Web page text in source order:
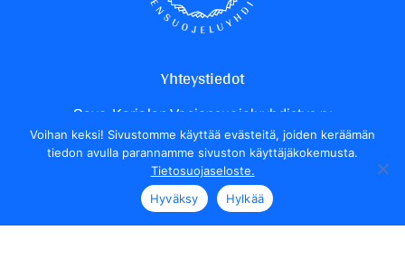
Yhteystiedot
Savo-Karjalan Vesiensuojeluyhdistys ry
Yrittäjäntie 24
70150 Kuopio
Henkilökunnan yhteystiedot
Voihan keksi! Sivustomme käyttää evästeitä, joiden keräämän
tiedon avulla parannamme sivuston käyttäjäkokemusta.
Tietosuojaseloste.
Hyväksy
Hylkää